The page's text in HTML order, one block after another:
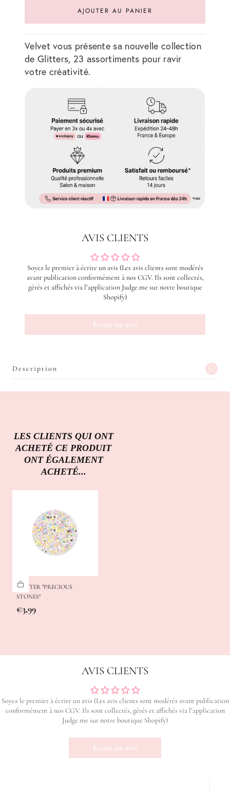
AJOUTER AU PANIER
Velvet vous présente sa nouvelle collection
de Glitters, 23 assortiments pour ravir
votre créativité.
AVIS CLIENTS
Soyez le premier à écrire un avis (Les avis clients sont modérés
avant publication conformément à nos CGV. Ils sont collectés,
gérés et affichés via l’application Judge.me sur notre boutique
Shopify)
Écrire un avis
Description
LES CLIENTS QUI ONT
ACHETÉ CE PRODUIT
ONT ÉGALEMENT
ACHETÉ...
GLITTER "PRECIOUS
STONES"
Prix
€3,99
AVIS CLIENTS
Soyez le premier à écrire un avis (Les avis clients sont modérés avant publication
conformément à nos CGV. Ils sont collectés, gérés et affichés via l’application
Judge.me sur notre boutique Shopify)
Écrire un avis